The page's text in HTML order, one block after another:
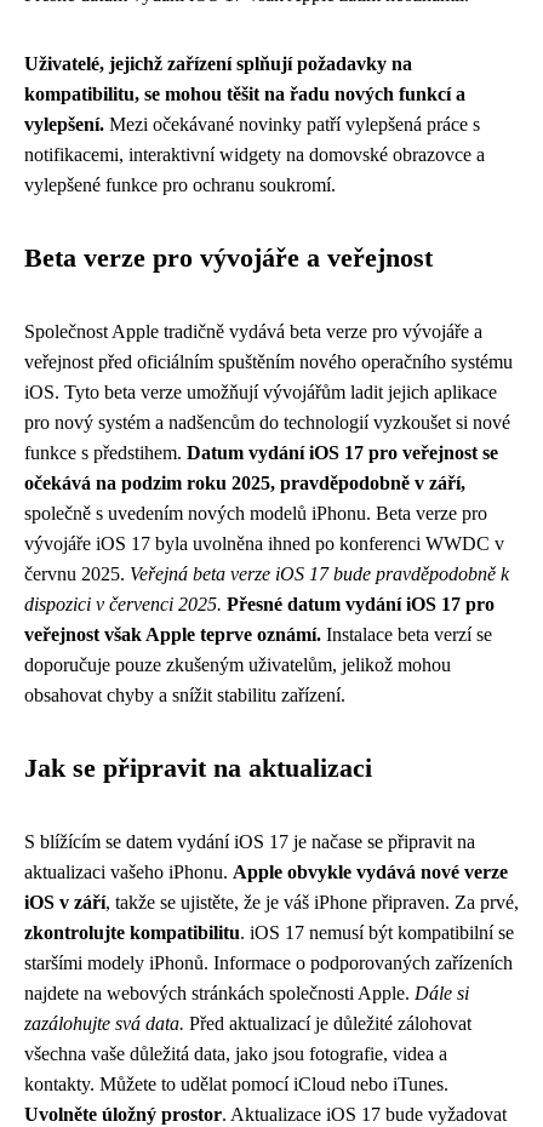
Uživatelé, jejichž zařízení splňují požadavky na
kompatibilitu, se mohou těšit na řadu nových funkcí a
vylepšení. Mezi očekávané novinky patří vylepšená práce s
notifikacemi, interaktivní widgety na domovské obrazovce a
vylepšené funkce pro ochranu soukromí.
Beta verze pro vývojáře a veřejnost
Společnost Apple tradičně vydává beta verze pro vývojáře a
veřejnost před oficiálním spuštěním nového operačního systému
iOS. Tyto beta verze umožňují vývojářům ladit jejich aplikace
pro nový systém a nadšencům do technologií vyzkoušet si nové
funkce s předstihem. Datum vydání iOS 17 pro veřejnost se
očekává na podzim roku 2025, pravděpodobně v září,
společně s uvedením nových modelů iPhonu. Beta verze pro
vývojáře iOS 17 byla uvolněna ihned po konferenci WWDC v
červnu 2025. Veřejná beta verze iOS 17 bude pravděpodobně k
dispozici v červenci 2025. Přesné datum vydání iOS 17 pro
veřejnost však Apple teprve oznámí. Instalace beta verzí se
doporučuje pouze zkušeným uživatelům, jelikož mohou
obsahovat chyby a snížit stabilitu zařízení.
Jak se připravit na aktualizaci
S blížícím se datem vydání iOS 17 je načase se připravit na
aktualizaci vašeho iPhonu. Apple obvykle vydává nové verze
iOS v září, takže se ujistěte, že je váš iPhone připraven. Za prvé,
zkontrolujte kompatibilitu. iOS 17 nemusí být kompatibilní se
staršími modely iPhonů. Informace o podporovaných zařízeních
najdete na webových stránkách společnosti Apple. Dále si
zazálohujte svá data. Před aktualizací je důležité zálohovat
všechna vaše důležitá data, jako jsou fotografie, videa a
kontakty. Můžete to udělat pomocí iCloud nebo iTunes.
Uvolněte úložný prostor. Aktualizace iOS 17 bude vyžadovat